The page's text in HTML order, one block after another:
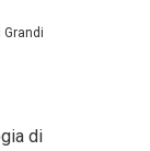
Grandi
di